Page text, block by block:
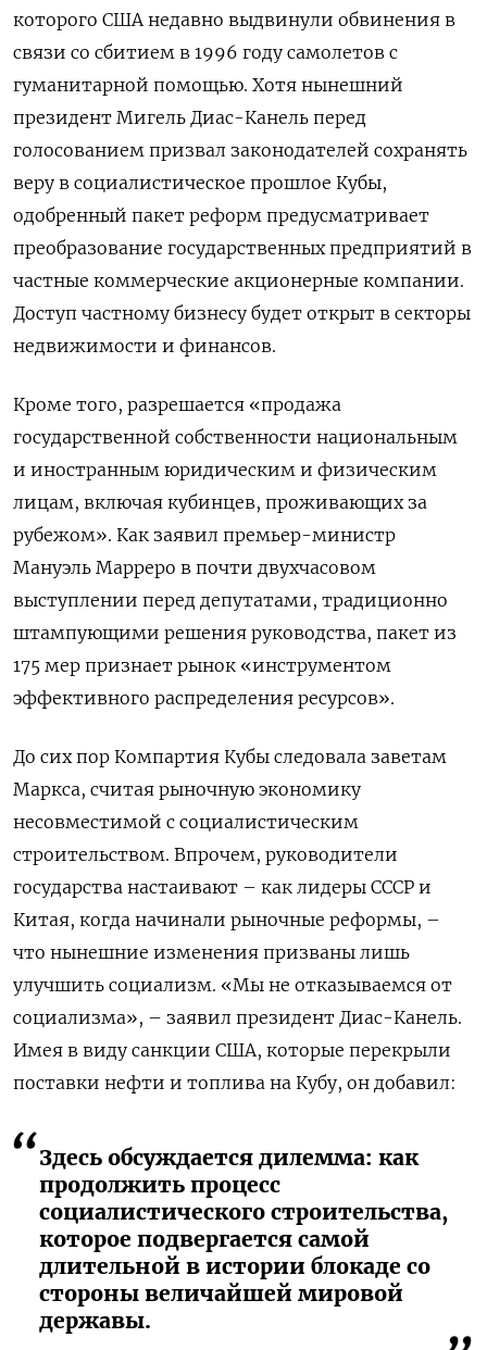
которого США недавно выдвинули обвинения в
связи со сбитием в 1996 году самолетов с
гуманитарной помощью. Хотя нынешний
президент Мигель Диас-Канель перед
голосованием призвал законодателей сохранять
веру в социалистическое прошлое Кубы,
одобренный пакет реформ предусматривает
преобразование государственных предприятий в
частные коммерческие акционерные компании.
Доступ частному бизнесу будет открыт в секторы
недвижимости и финансов.
Кроме того, разрешается «продажа
государственной собственности национальным
и иностранным юридическим и физическим
лицам, включая кубинцев, проживающих за
рубежом». Как заявил премьер-министр
Мануэль Марреро в почти двухчасовом
выступлении перед депутатами, традиционно
штампующими решения руководства, пакет из
175 мер признает рынок «инструментом
эффективного распределения ресурсов».
До сих пор Компартия Кубы следовала заветам
Маркса, считая рыночную экономику
несовместимой с социалистическим
строительством. Впрочем, руководители
государства настаивают – как лидеры СССР и
Китая, когда начинали рыночные реформы, –
что нынешние изменения призваны лишь
улучшить социализм. «Мы не отказываемся от
социализма», – заявил президент Диас-Канель.
Имея в виду санкции США, которые перекрыли
поставки нефти и топлива на Кубу, он добавил:
Здесь обсуждается дилемма: как
продолжить процесс
социалистического строительства,
которое подвергается самой
длительной в истории блокаде со
стороны величайшей мировой
державы.